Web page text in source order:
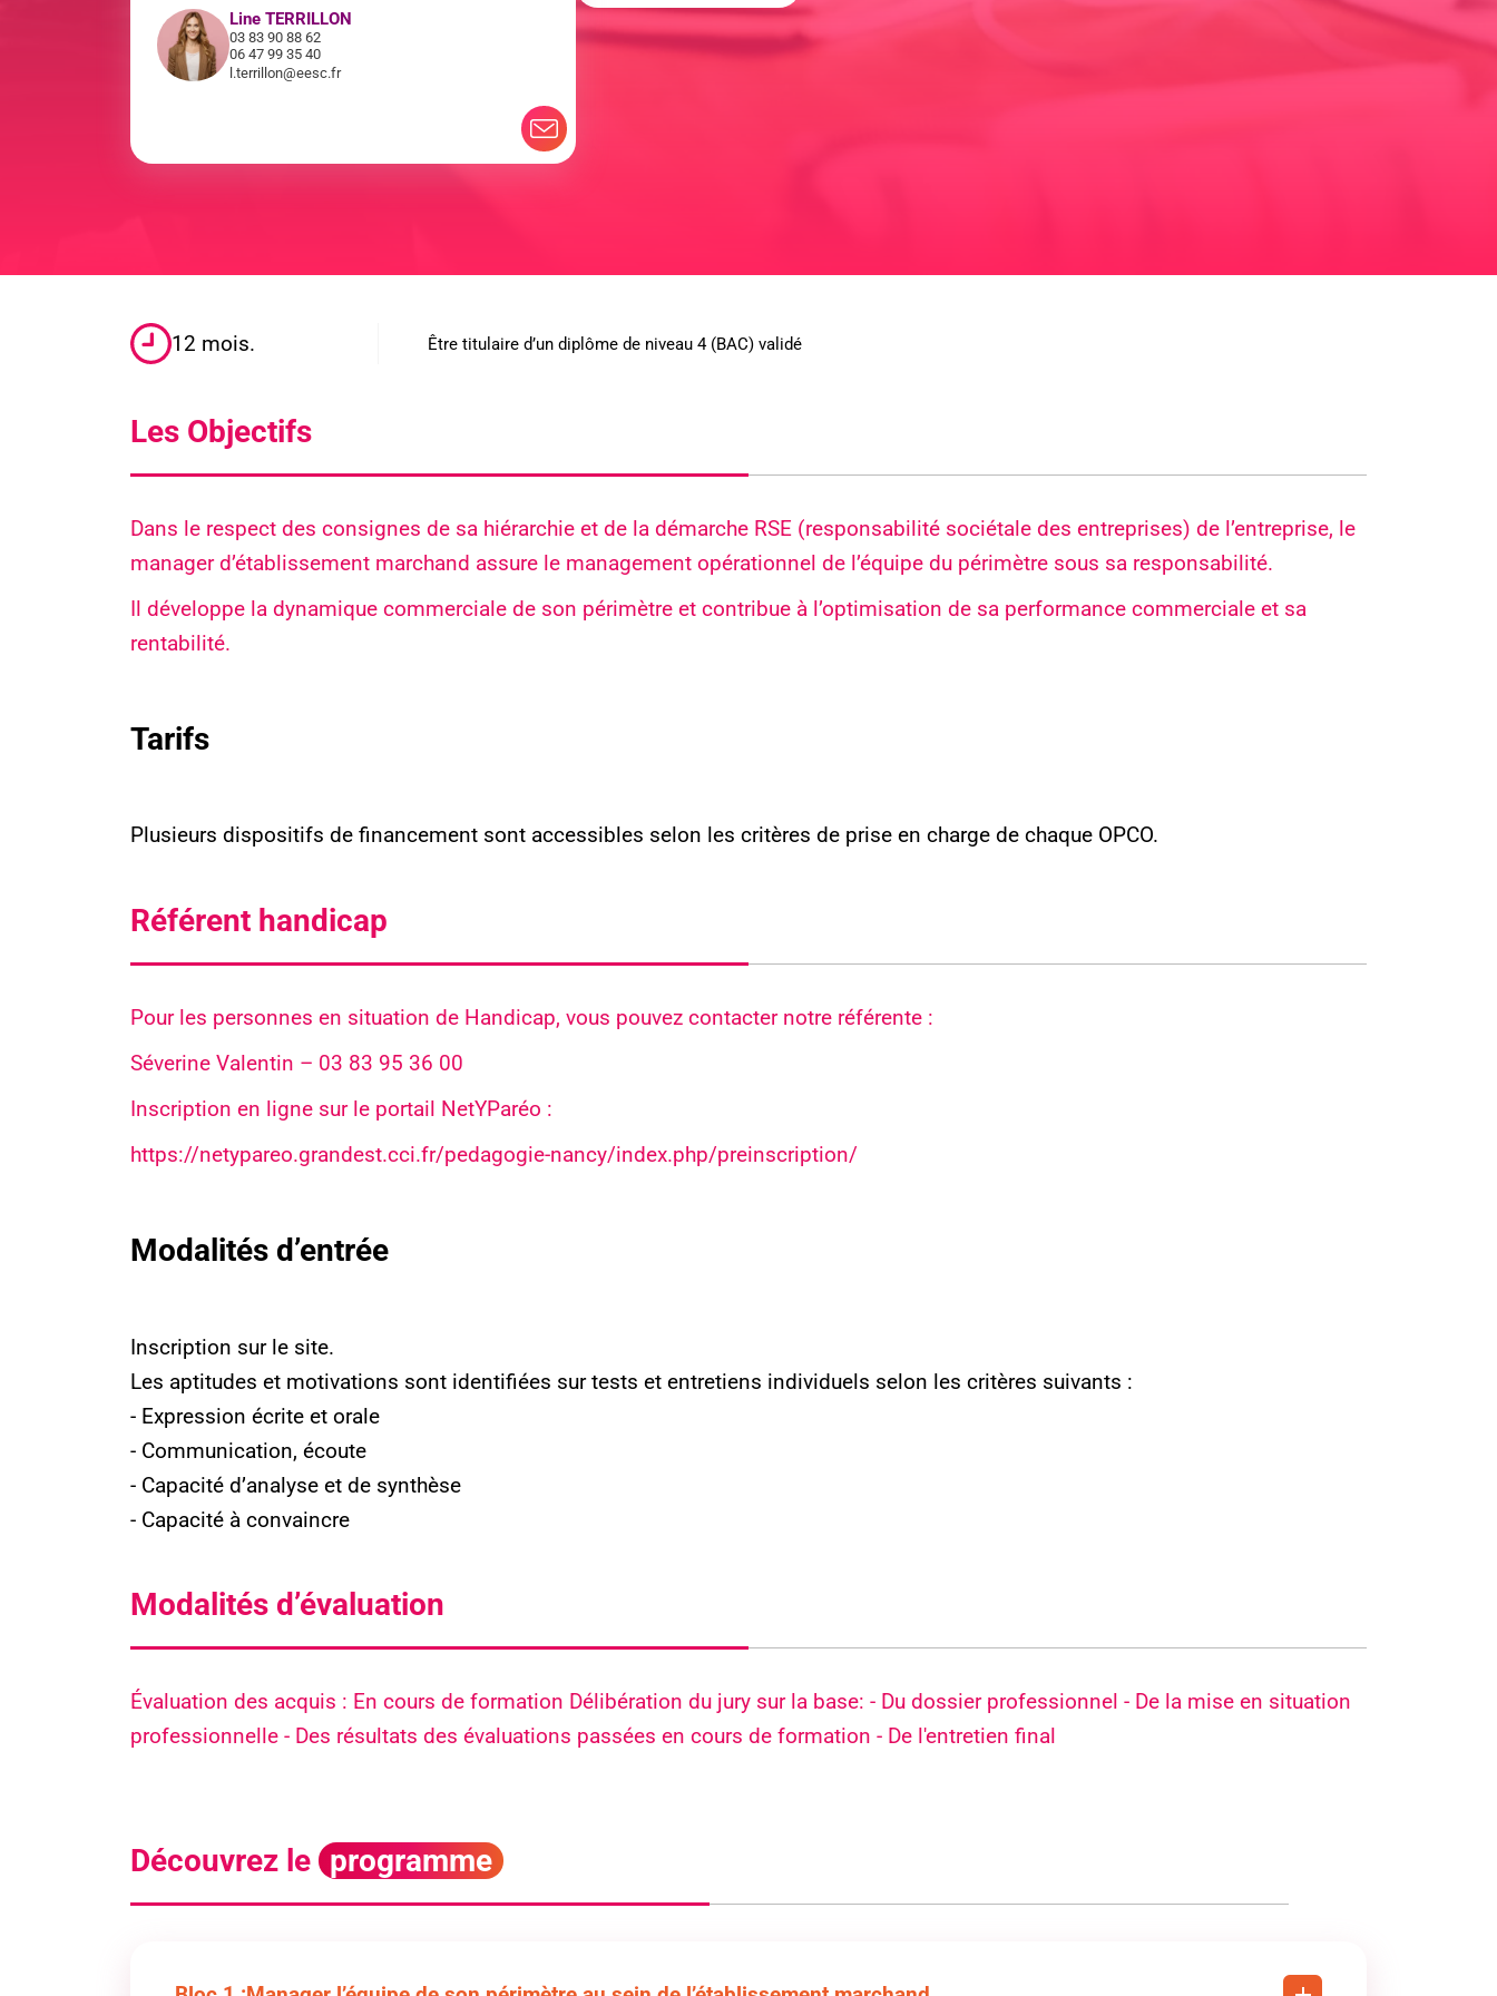
Line TERRILLON
03 83 90 88 62
06 47 99 35 40
l.terrillon@eesc.fr
12 mois. Être titulaire d’un diplôme de niveau 4 (BAC) validé
Les Objectifs
Dans le respect des consignes de sa hiérarchie et de la démarche RSE (responsabilité sociétale des entreprises) de l’entreprise, le
manager d’établissement marchand assure le management opérationnel de l’équipe du périmètre sous sa responsabilité.
Il développe la dynamique commerciale de son périmètre et contribue à l’optimisation de sa performance commerciale et sa
rentabilité.
Tarifs
Plusieurs dispositifs de financement sont accessibles selon les critères de prise en charge de chaque OPCO.
Référent handicap
Pour les personnes en situation de Handicap, vous pouvez contacter notre référente :
Séverine Valentin – 03 83 95 36 00
Inscription en ligne sur le portail NetYParéo :
https://netypareo.grandest.cci.fr/pedagogie-nancy/index.php/preinscription/
Modalités d’entrée
Inscription sur le site.
Les aptitudes et motivations sont identifiées sur tests et entretiens individuels selon les critères suivants :
- Expression écrite et orale
- Communication, écoute
- Capacité d’analyse et de synthèse
- Capacité à convaincre
Modalités d’évaluation
Évaluation des acquis : En cours de formation Délibération du jury sur la base: - Du dossier professionnel - De la mise en situation
professionnelle - Des résultats des évaluations passées en cours de formation - De l'entretien final
Découvrez le programme
Service Alternance
Formation souhaitée*
Pièce(s) jointe(s)
Envoyer mon message